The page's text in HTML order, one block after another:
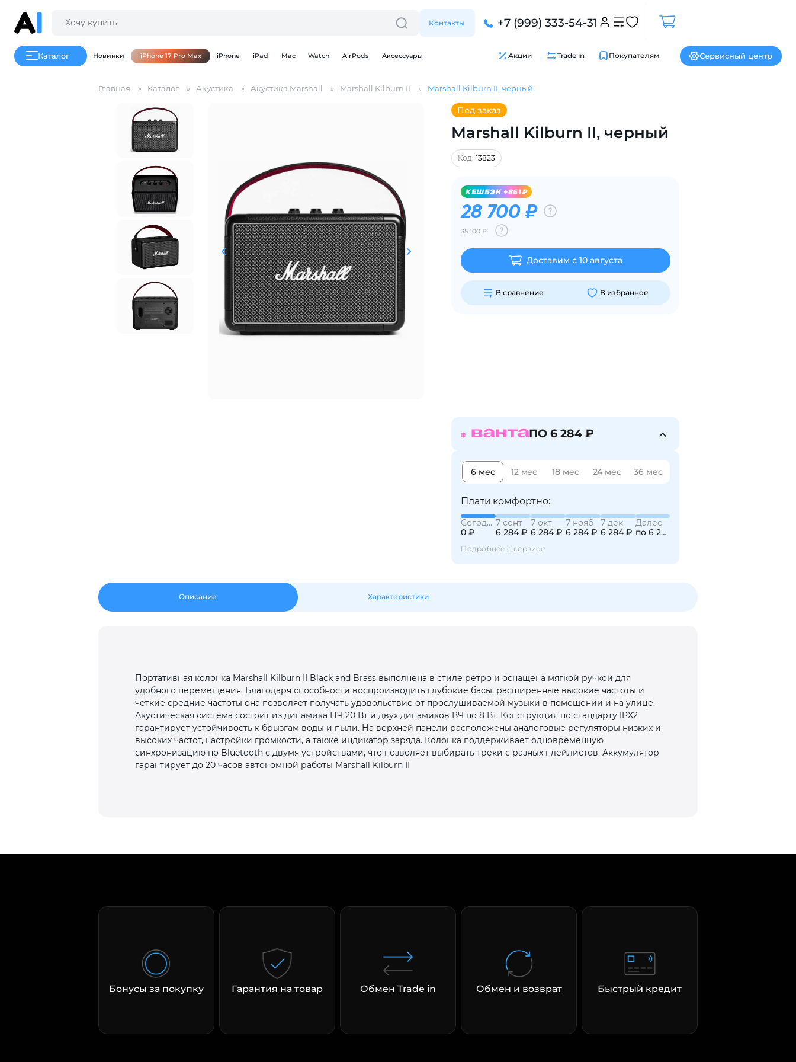
Контакты +7 (999) 333-54-31
Каталог Новинки iPhone 17 Pro Max iPhone iPad Mac Watch AirPods Аксессуары Акции Trade in Покупателям Сервисный центр
Главная Каталог Акустика Акустика Marshall Marshall Kilburn II Marshall Kilburn II, черный
Под заказ
Marshall Kilburn II, черный
Код:13823
KЕШБЭК +861₽
28 700 ₽
35 100 Р
Доставим с 10 августа
В сравнение В избранное
ПО 6 284 ₽
6 мес 12 мес 18 мес 24 мес 36 мес
Плати комфортно:
Сегодня
0 ₽
7 сент
6 284 ₽
7 окт
6 284 ₽
7 нояб
6 284 ₽
7 дек
6 284 ₽
Далее
по 6 284 ₽
Подробнее о сервисе
Описание Характеристики
Портативная колонка Marshall Kilburn II Black and Brass выполнена в стиле ретро и оснащена мягкой ручкой для
удобного перемещения. Благодаря способности воспроизводить глубокие басы, расширенные высокие частоты и
четкие средние частоты она позволяет получать удовольствие от прослушиваемой музыки в помещении и на улице.
Акустическая система состоит из динамика НЧ 20 Вт и двух динамиков ВЧ по 8 Вт. Конструкция по стандарту IPX2
гарантирует устойчивость к брызгам воды и пыли. На верхней панели расположены аналоговые регуляторы низких и
высоких частот, настройки громкости, а также индикатор заряда. Колонка поддерживает одновременную
синхронизацию по Bluetooth с двумя устройствами, что позволяет выбирать треки с разных плейлистов. Аккумулятор
гарантирует до 20 часов автономной работы Marshall Kilburn II
Бонусы за покупку Гарантия на товар Обмен Trade in Обмен и возврат Быстрый кредит
Для клиентов всех банков
оплату
на частибез переплат
График платежей
Сегодня
25%
каждые 2 недели
Подробнее
25
раз в 2
недели
Остались вопросы?
8 800 302-02-51
plait.ru